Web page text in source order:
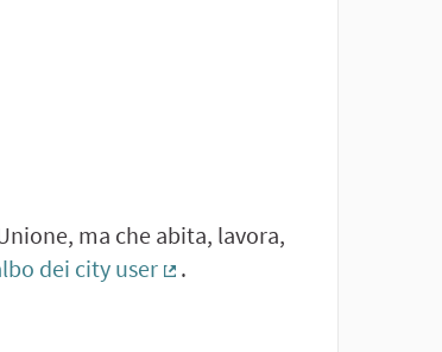
ma che abita, lavora,
dei city user
.